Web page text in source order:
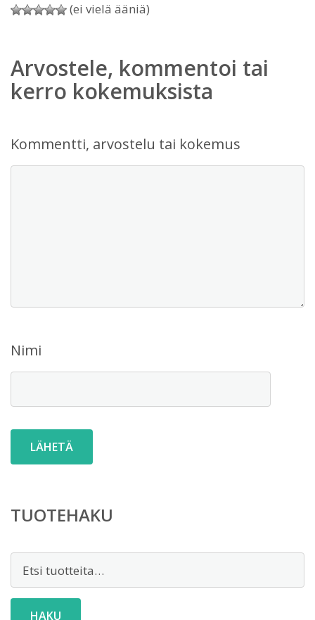
(ei vielä ääniä)
Arvostele, kommentoi tai
kerro kokemuksista
Kommentti, arvostelu tai kokemus
Nimi
TUOTEHAKU
HAKU